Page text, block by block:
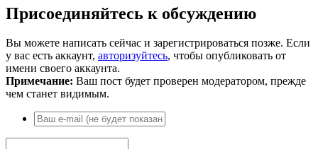
Присоединяйтесь к обсуждению
Вы можете написать сейчас и зарегистрироваться позже. Если
у вас есть аккаунт, авторизуйтесь, чтобы опубликовать от
имени своего аккаунта.
Примечание: Ваш пост будет проверен модератором, прежде
чем станет видимым.